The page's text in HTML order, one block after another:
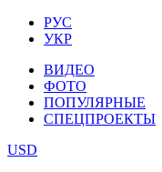
РУС
УКР
ВИДЕО
ФОТО
ПОПУЛЯРНЫЕ
СПЕЦПРОЕКТЫ
USD